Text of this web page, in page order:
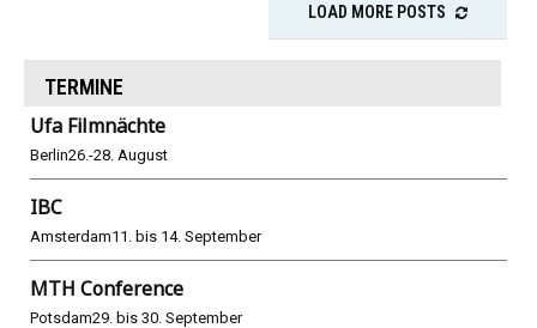
LOAD MORE POSTS
TERMINE
Ufa Filmnächte
Berlin26.-28. August
IBC
Amsterdam11. bis 14. September
MTH Conference
Potsdam29. bis 30. September